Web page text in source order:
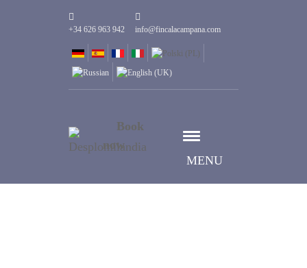
+34 626 963 942 info@fincalacampana.com
MENU
Book
now